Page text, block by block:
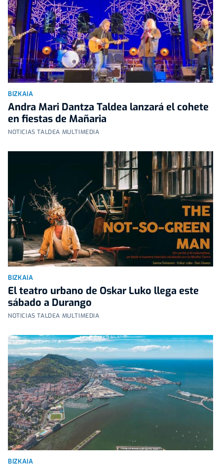
BIZKAIA
Andra Mari Dantza Taldea lanzará el cohete
en fiestas de Mañaria
NOTICIAS TALDEA MULTIMEDIA
BIZKAIA
El teatro urbano de Oskar Luko llega este
sábado a Durango
NOTICIAS TALDEA MULTIMEDIA
BIZKAIA